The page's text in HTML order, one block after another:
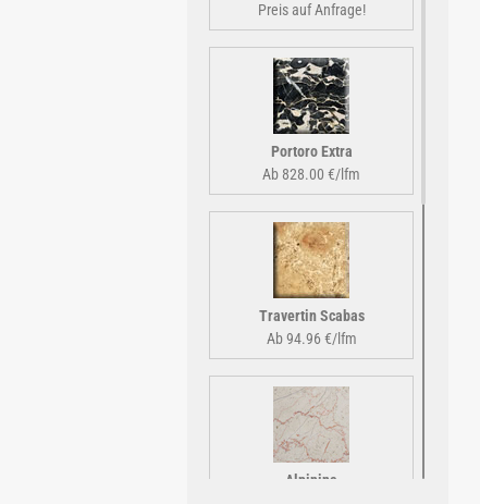
Preis auf Anfrage!
Portoro Extra
Ab 828.00 €/lfm
Travertin Scabas
Ab 94.96 €/lfm
Alpinina